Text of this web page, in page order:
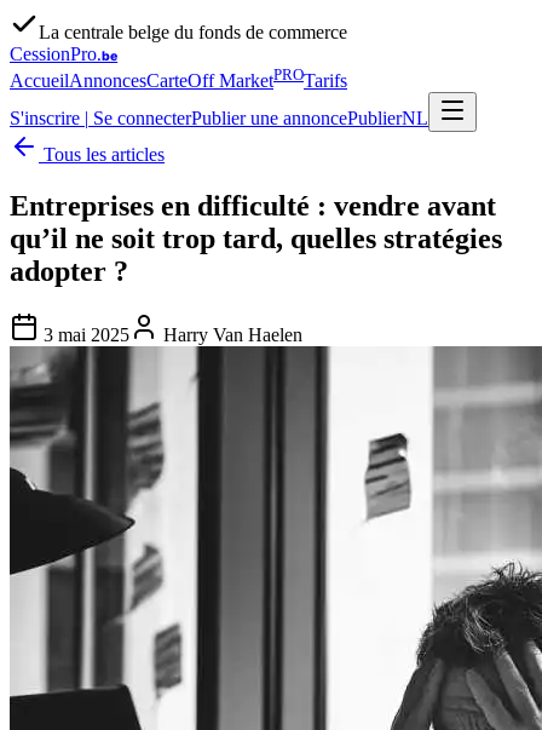
La centrale belge du fonds de commerce
CessionPro.be
AccueilAnnoncesCarteOff MarketPROTarifs
S'inscrire | Se connecterPublier une annoncePublierNL
Tous les articles
Entreprises en difficulté : vendre avant
qu’il ne soit trop tard, quelles stratégies
adopter ?
3 mai 2025 Harry Van Haelen